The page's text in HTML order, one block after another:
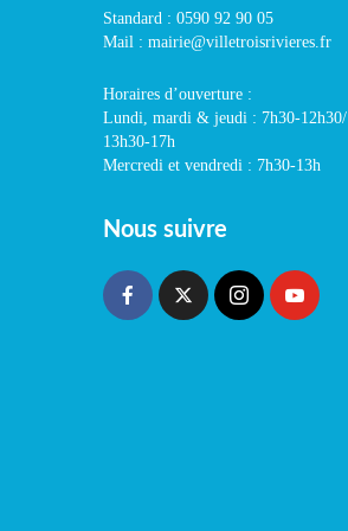
Standard : 0590 92 90 05
Mail : mairie@villetroisrivieres.fr
Horaires d’ouverture :
Lundi, mardi & jeudi : 7h30-12h30/
13h30-17h
Mercredi et vendredi : 7h30-13h
Nous suivre